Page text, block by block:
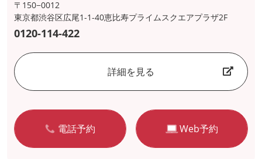
〒150−0012
東京都渋谷区広尾1-1-40恵比寿プライムスクエアプラザ2F
0120-114-422
詳細を見る
電話予約 Web予約